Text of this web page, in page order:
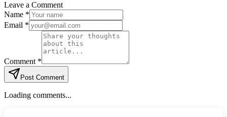
Leave a Comment
Name *
Email *
Comment *
Post Comment
Loading comments...